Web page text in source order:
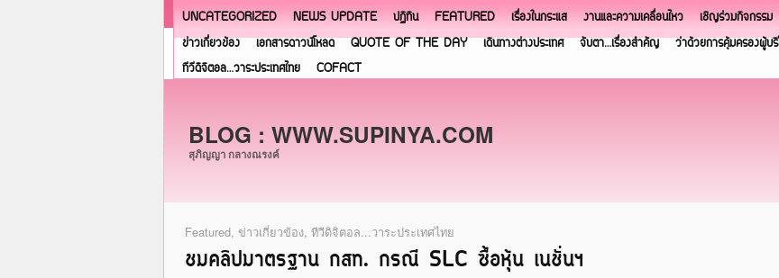
UNCATEGORIZED NEWS UPDATE ปฏิทิน FEATURED เรื่องในกระแส งานและความเคลื่อนไหว เชิญร่วมกิจกรรม
ข่าวเกี่ยวข้อง
เอกสารดาวน์โหลด QUOTE OF THE DAY เดินทางต่างประเทศ จับตา…เรื่องสำคัญ ว่าด้วยการคุ้มครองผู้บ
ทีวีดิจิตอล…วาระประเทศไทย
COFACT
BLOG : WWW.SUPINYA.COM
สุภิญญา กลางณรงค์
Featured, ข่าวเกี่ยวข้อง, ทีวีดิจิตอล...วาระประเทศไทย
ชมคลิปมาตรฐาน กสท. กรณี SLC ซื้อหุ้น เนชั่นฯ